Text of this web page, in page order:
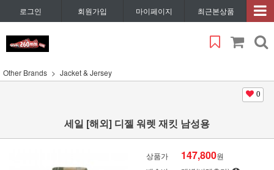
로그인 회원가입 마이페이지 최근본상품
Other Brands Jacket & Jersey
0
세일 [해외] 디젤 워렛 재킷 남성용
상품가 147,800원